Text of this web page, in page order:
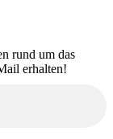
rund um das
erhalten!